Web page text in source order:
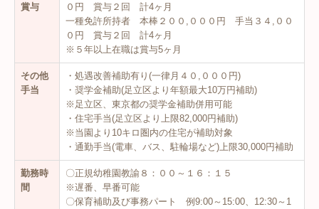
賞与
０円 賞与２回 計4ヶ月
一種免許所持者 本棒２００,０００円 手当３４,００
０円 賞与２回 計4ヶ月
※５年以上在職は賞与5ヶ月
その他
手当
・処遇改善補助有り(一律月４０,０００円)
・奨学金補助(足立区より年額最大10万円補助)
※足立区、東京都の奨学金補助併用可能
・住宅手当(足立区より上限82,000円補助)
※当園より10キロ圏内の住宅が補助対象
・通勤手当(電車、バス、駐輪場など)上限30,000円補助
勤務時
間
〇正規幼稚園教諭８：００～１６：１５
※遅番、早番可能
〇保育補助及び事務パート 例9:00～15:00、12:30～1